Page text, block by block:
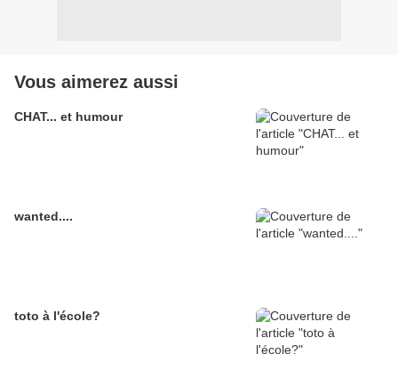
Vous aimerez aussi
CHAT... et humour
wanted....
toto à l'école?